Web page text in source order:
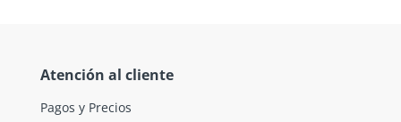
Atención al cliente
Pagos y Precios